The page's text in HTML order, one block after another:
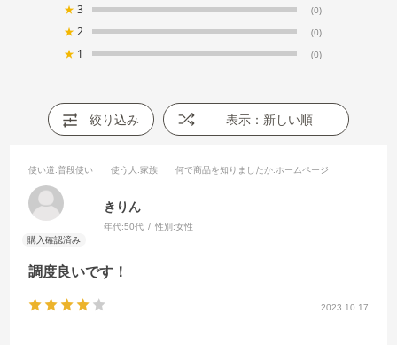
★ 3 (0)
★ 2 (0)
★ 1 (0)
絞り込み 表示：新しい順
2023.10.17
調度良いです！
使い道:普段使い 使う人 :家族 何で商品を知りましたか:ホームページ
きりん
年代:50代 性別:女性